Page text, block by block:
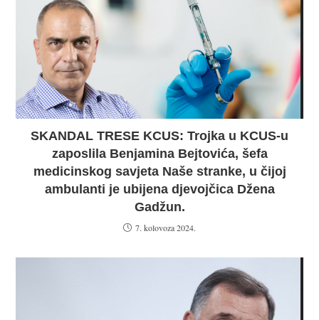
SKANDAL TRESE KCUS: Trojka u KCUS-u
zaposlila Benjamina Bejtovića, šefa
medicinskog savjeta Naše stranke, u čijoj
ambulanti je ubijena djevojčica Džena
Gadžun.
7. kolovoza 2024.